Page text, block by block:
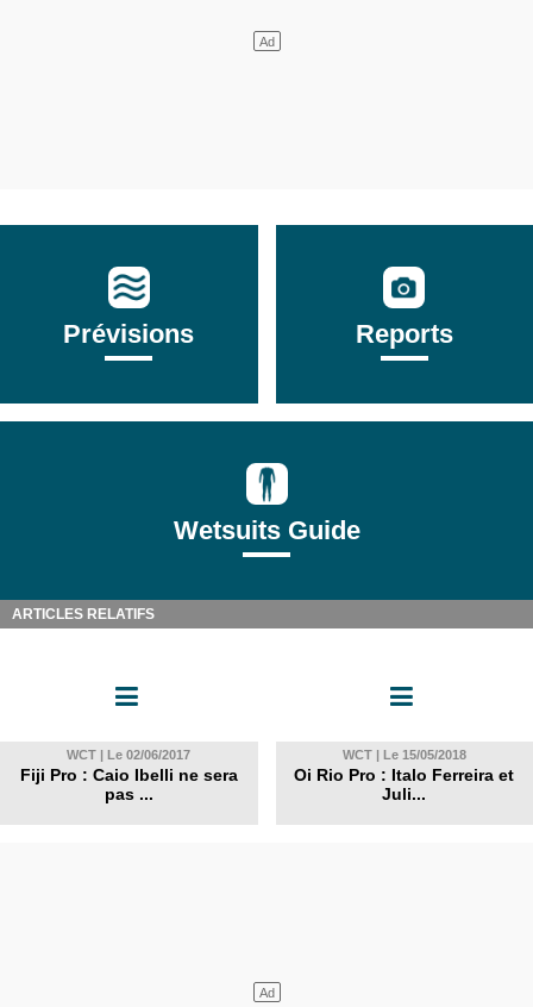
Prévisions Reports
Wetsuits Guide
ARTICLES RELATIFS
WCT | Le 02/06/2017
Fiji Pro : Caio Ibelli ne sera
pas ...
WCT | Le 15/05/2018
Oi Rio Pro : Italo Ferreira et
Juli...